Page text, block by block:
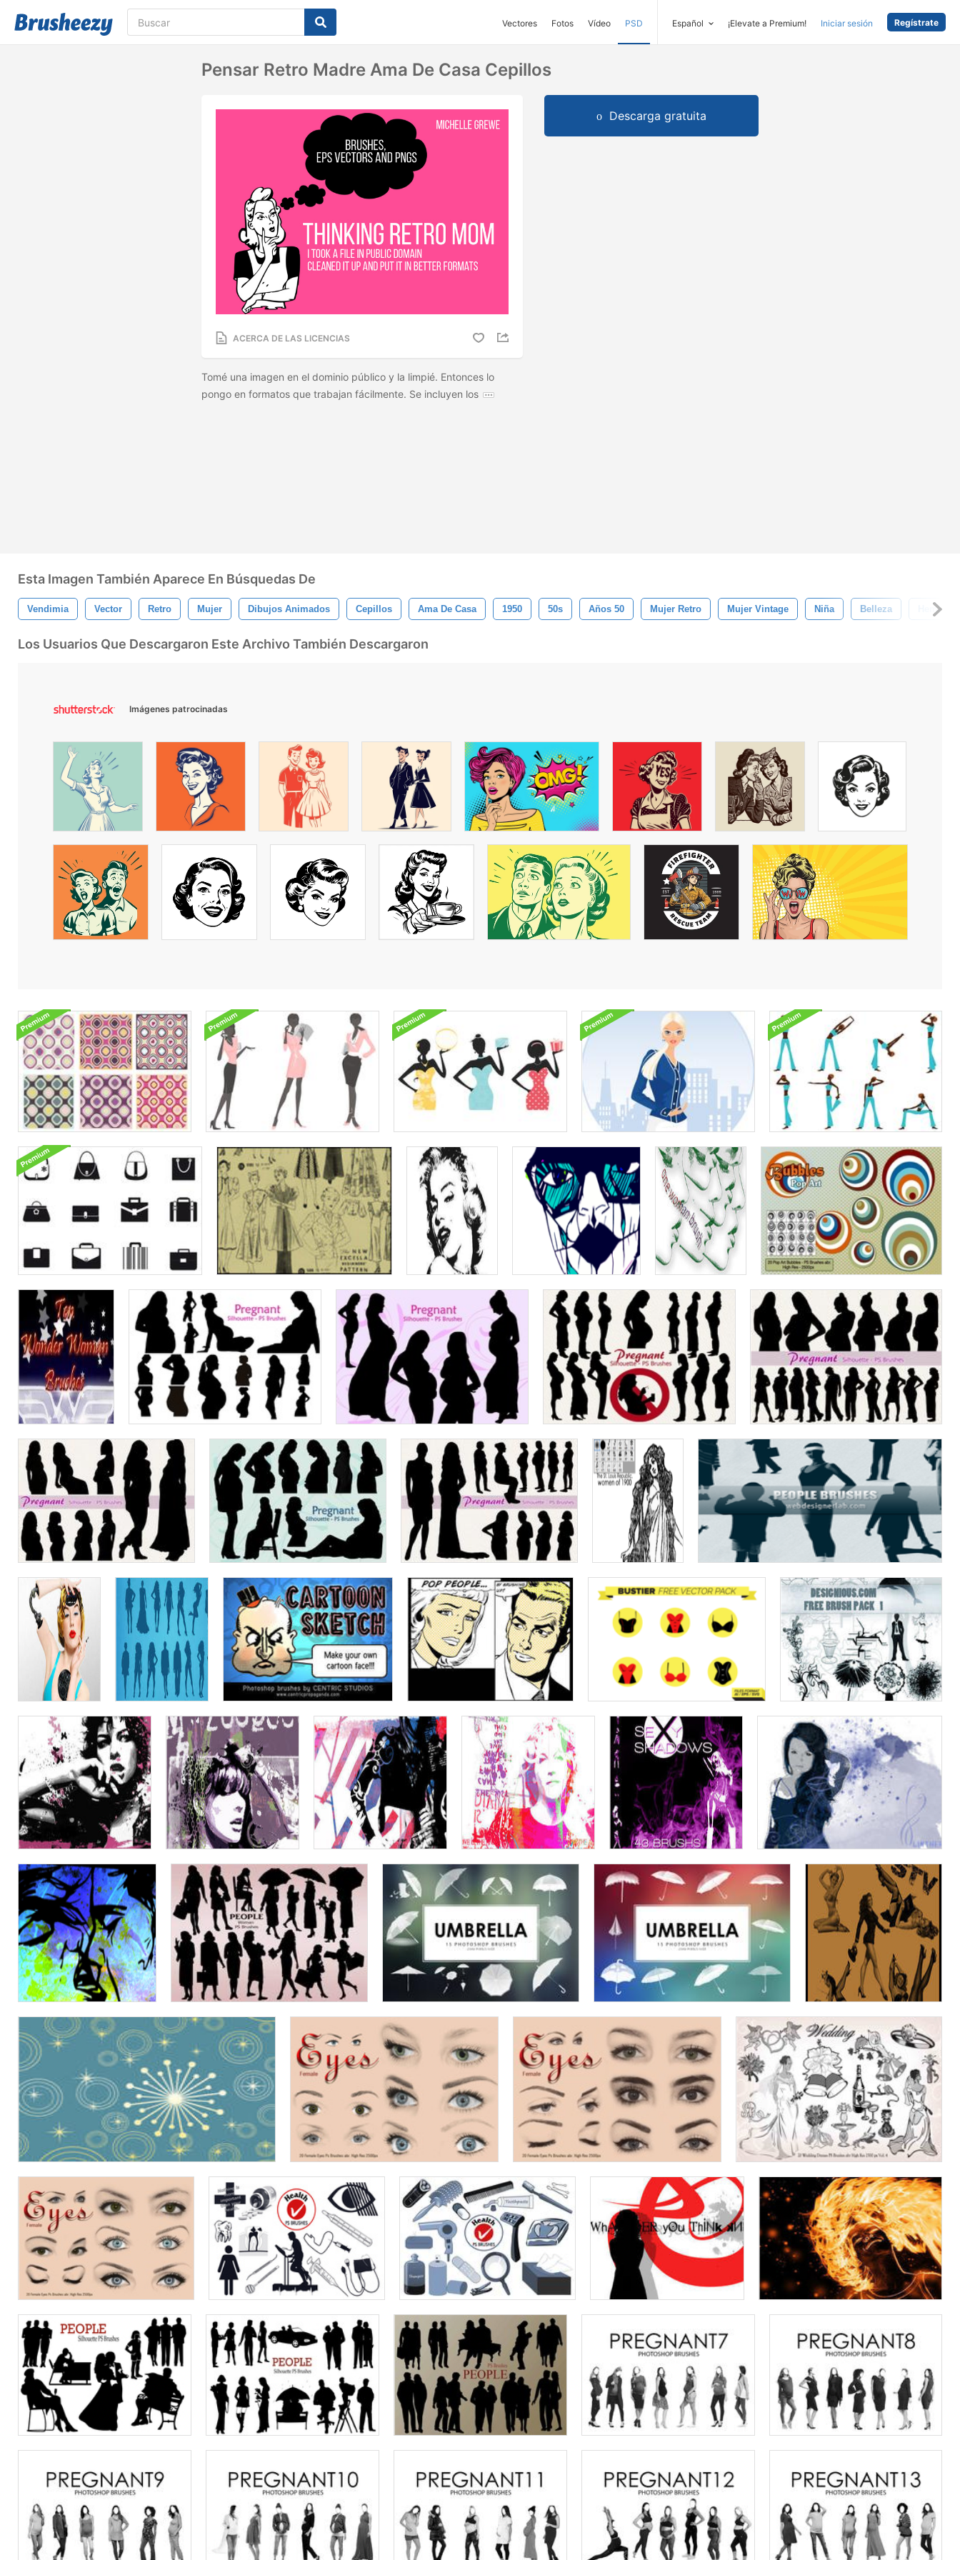
Vectores Fotos Vídeo PSD Español ¡Elevate a Premium! Iniciar sesión Regístrate
Pensar Retro Madre Ama De Casa Cepillos
ACERCA DE LAS LICENCIAS
Tomé una imagen en el dominio público y la limpié. Entonces lo
pongo en formatos que trabajan fácilmente. Se incluyen los
Descarga gratuita
Esta Imagen También Aparece En Búsquedas De
Vendimia Vector Retro Mujer Dibujos Animados Cepillos Ama De Casa 1950 50s Años 50 Mujer Retro Mujer Vintage Niña Belleza Hembra
Los Usuarios Que Descargaron Este Archivo También Descargaron
Imágenes patrocinadas